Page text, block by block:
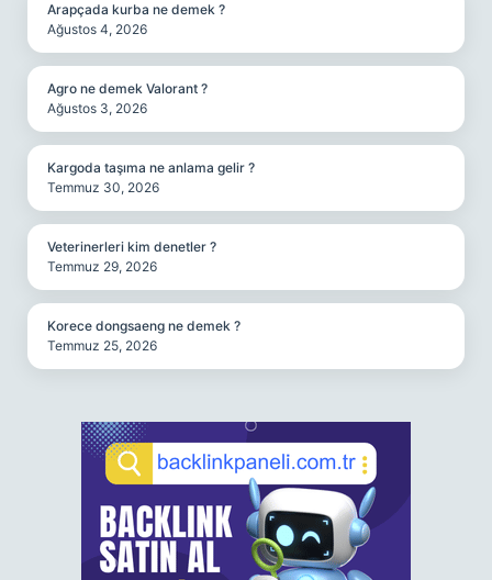
Arapçada kurba ne demek ?
Ağustos 4, 2026
Agro ne demek Valorant ?
Ağustos 3, 2026
Kargoda taşıma ne anlama gelir ?
Temmuz 30, 2026
Veterinerleri kim denetler ?
Temmuz 29, 2026
Korece dongsaeng ne demek ?
Temmuz 25, 2026